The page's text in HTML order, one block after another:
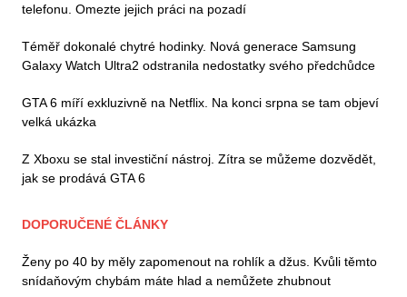
telefonu. Omezte jejich práci na pozadí
Téměř dokonalé chytré hodinky. Nová generace Samsung
Galaxy Watch Ultra2 odstranila nedostatky svého předchůdce
GTA 6 míří exkluzivně na Netflix. Na konci srpna se tam objeví
velká ukázka
Z Xboxu se stal investiční nástroj. Zítra se můžeme dozvědět,
jak se prodává GTA 6
DOPORUČENÉ ČLÁNKY
Ženy po 40 by měly zapomenout na rohlík a džus. Kvůli těmto
snídaňovým chybám máte hlad a nemůžete zhubnout